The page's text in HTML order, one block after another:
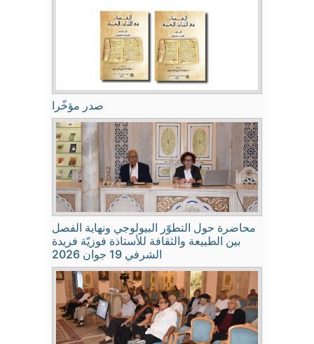
صدر مؤخّرا
محاضرة حول التطوّر البيولوجي ونهاية الفصل
بين الطبيعة والثقافة للأستاذة فوزيّة فريدة
الشرفي 19 جوان 2026